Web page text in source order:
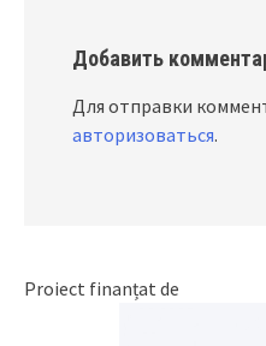
Добавить
Для отправки
авторизоваться.
Proiect finanțat de